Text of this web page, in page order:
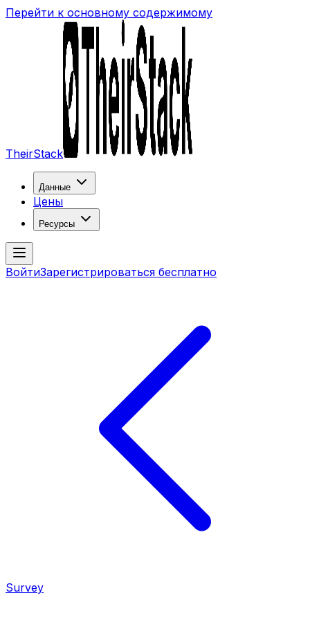
Перейти к основному содержимому
TheirStack
Данные
Цены
Ресурсы
ВойтиЗарегистрироваться бесплатно
Survey